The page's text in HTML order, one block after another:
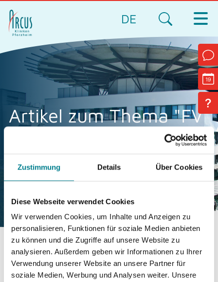
Zustimmung Details Über Cookies
Diese Webseite verwendet Cookies
Wir verwenden Cookies, um Inhalte und Anzeigen zu
personalisieren, Funktionen für soziale Medien anbieten
zu können und die Zugriffe auf unsere Website zu
analysieren. Außerdem geben wir Informationen zu Ihrer
Verwendung unserer Website an unsere Partner für
soziale Medien, Werbung und Analysen weiter. Unsere
DE
Artikel zum Thema "FV
Startseite
Aktuelles
Schlagwort: FV Ettlingenweier